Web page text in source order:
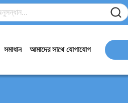
সমাধান আমাদের সাথে যোগাযোগ